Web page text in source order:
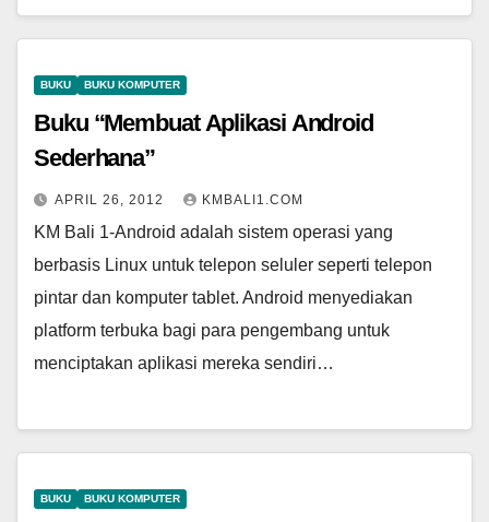
BUKU BUKU KOMPUTER
Buku “Membuat Aplikasi Android
Sederhana”
APRIL 26, 2012 KMBALI1.COM
KM Bali 1-Android adalah sistem operasi yang
berbasis Linux untuk telepon seluler seperti telepon
pintar dan komputer tablet. Android menyediakan
platform terbuka bagi para pengembang untuk
menciptakan aplikasi mereka sendiri…
BUKU BUKU KOMPUTER